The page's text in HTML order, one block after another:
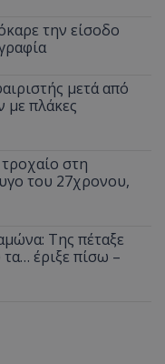
την είσοδο
μετά από
με πλάκες
στη
του 27χρονου,
Της πέταξε
έριξε πίσω –